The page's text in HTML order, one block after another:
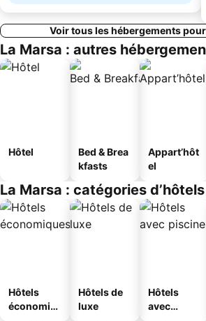
Voir tous les hébergements
La Marsa : autres
Hôtel
Bed & Brea
kfasts
Appart’hôt
el
La Marsa : catégories
Hôtels
économiq
Hôtels de
luxe
Hôtels
avec